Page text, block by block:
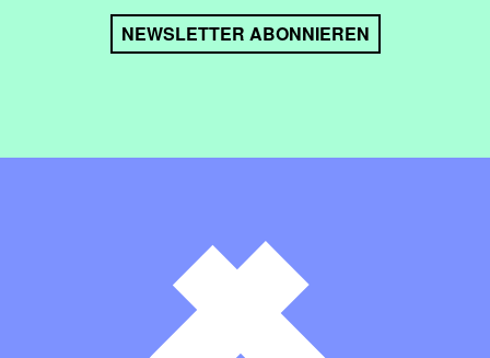
NEWSLETTER ABONNIEREN